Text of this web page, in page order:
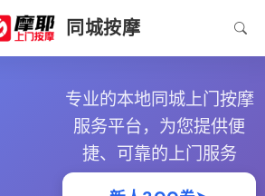
同城按摩
专业的本地同城上门按摩
服务平台，为您提供便
捷、可靠的上门服务